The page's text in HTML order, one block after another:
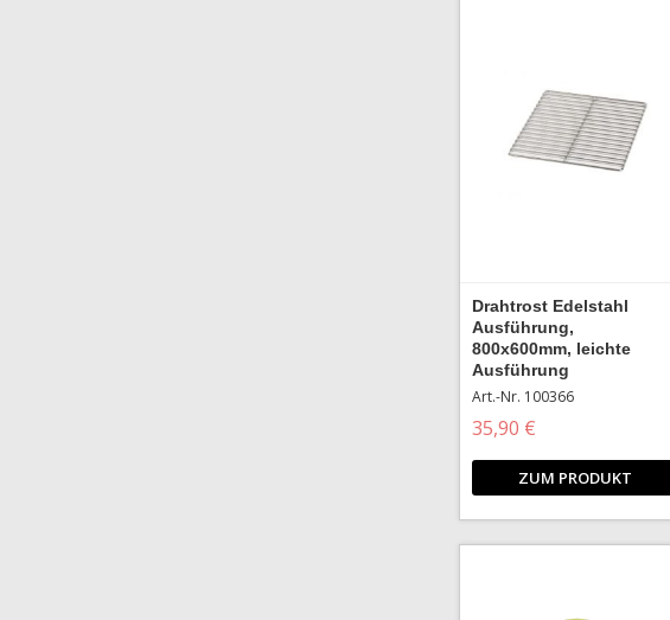
Drahtrost Edelstahl
Ausführung,
800x600mm, leichte
Ausführung
Art.-Nr. 100366
35,90 €
ZUM PRODUKT